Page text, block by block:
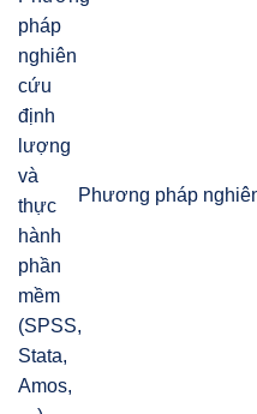
Phương pháp